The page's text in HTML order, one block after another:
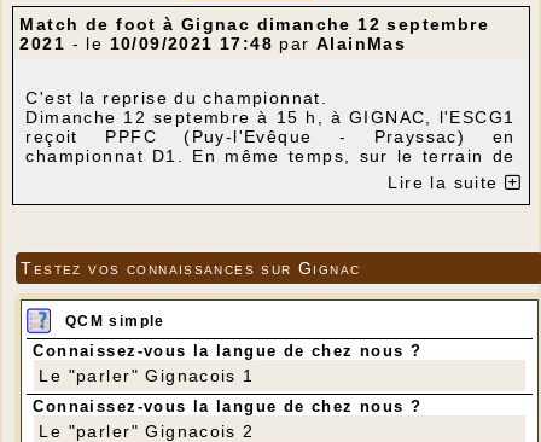
Match de foot à Gignac dimanche 12 septembre
2021 - le 10/09/2021 17:48 par AlainMas
C'est la reprise du championnat.
Dimanche 12 septembre à 15 h, à GIGNAC, l'ESCG1
reçoit PPFC (Puy-l'Evêque - Prayssac) en
championnat D1. En même temps, sur le terrain de
GRAMAT, à 15 h, l'équipe 2 de l'ESCG sera reçue
depuis le début de la saison.
Pas de pass sanitaire à Gignac mais le port du
masque dans les tribunes est nécessaire.
Vive l'ESCG !
Lire la suite
Testez vos connaissances sur Gignac
QCM simple
Connaissez-vous la langue de chez nous ?
Le "parler" Gignacois 1
Connaissez-vous la langue de chez nous ?
Le "parler" Gignacois 2